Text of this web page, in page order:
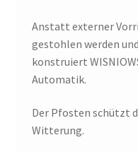
Anstatt externer
gestohlen werden
konstruiert
Automatik.
Der Pfosten schützt
Witterung.